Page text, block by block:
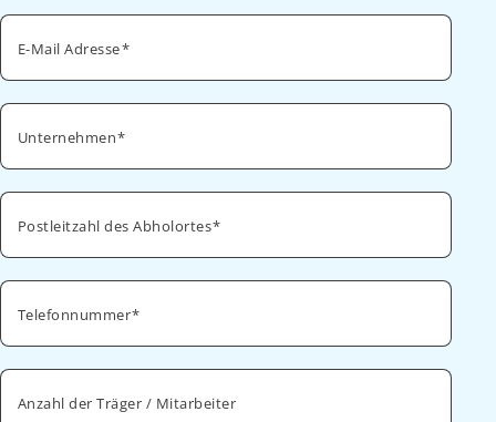
E-Mail Adresse
Unternehmen
Postleitzahl des Abholortes
Telefonnummer
Anzahl der Träger / Mitarbeiter